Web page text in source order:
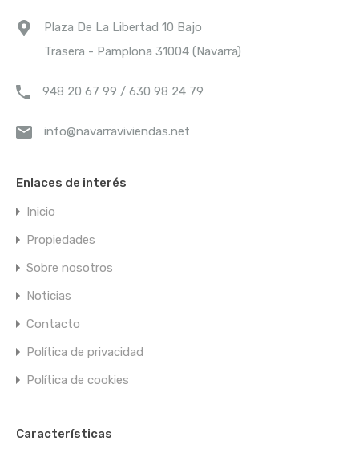
Cabreton. Para
29967
Casa en venta
reformar~~&#&# ?
Amplia casa de…
Habitaciones
4
Superficie
312 sq ft
60.000€
Plaza De La Libertad 10 Bajo
Trasera - Pamplona 31004 (Navarra)
948 20 67 99 / 630 98 24 79
info@navarraviviendas.net
Enlaces de interés
Inicio
Propiedades
Sobre nosotros
Noticias
Contacto
Política de privacidad
Política de cookies
Características